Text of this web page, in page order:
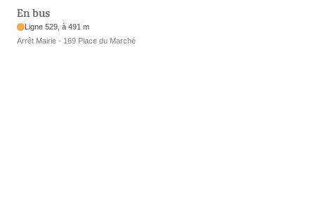
En bus
Ligne 529, à 491 m
Arrêt Mairie - 169 Place du Marché